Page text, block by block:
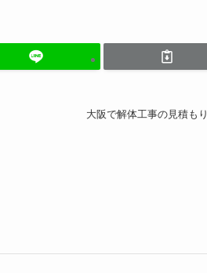
大阪で解体工事の見積もり